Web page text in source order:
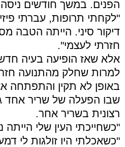
הפנים. במשך חודשים ניסה
"לקחתי תרופות, עברתי
דיקור סיני. הייתה הטבה
חזרתי לעצמי".
אלא שאז הופיעה בעיה
למרות שחלק מהתנועה
באופן לא תקין והתפתחה
שבו הפעלה של שריר אחד
רצונית בשריר אחר.
"כשחייכתי העין שלי הייתה
"כשאכלתי היו זולגות לי